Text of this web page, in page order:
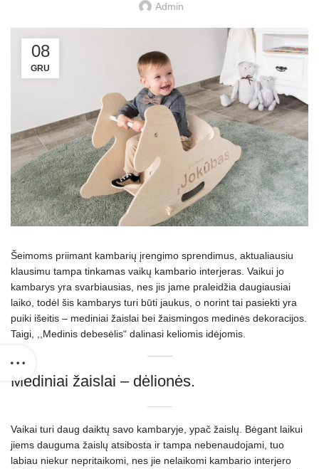
Admin
08
GRU
Šeimoms priimant kambarių įrengimo sprendimus, aktualiausiu
klausimu tampa tinkamas vaikų kambario interjeras. Vaikui jo
kambarys yra svarbiausias, nes jis jame praleidžia daugiausiai
laiko, todėl šis kambarys turi būti jaukus, o norint tai pasiekti yra
puiki išeitis – mediniai žaislai bei žaismingos medinės dekoracijos.
Taigi, ,,Medinis debesėlis“ dalinasi keliomis idėjomis.
Mediniai žaislai – dėlionės.
Vaikai turi daug daiktų savo kambaryje, ypač žaislų. Bėgant laikui
jiems dauguma žaislų atsibosta ir tampa nebenaudojami, tuo
labiau niekur nepritaikomi, nes jie nelaikomi kambario interjero